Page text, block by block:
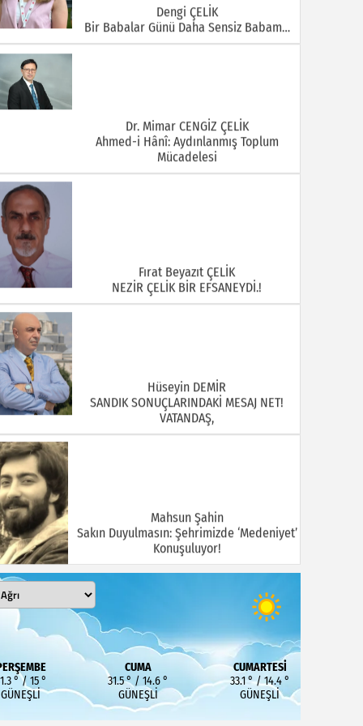
Dengi ÇELİK
Bir Babalar Günü Daha Sensiz Babam…
Dr. Mimar CENGİZ ÇELİK
Ahmed-i Hânî: Aydınlanmış Toplum
Mücadelesi
Fırat Beyazıt ÇELİK
NEZİR ÇELİK BİR EFSANEYDİ.!
Hüseyin DEMİR
SANDIK SONUÇLARINDAKİ MESAJ NET!
VATANDAŞ,
Mahsun Şahin
Sakın Duyulmasın: Şehrimizde ‘Medeniyet’
Konuşuluyor!
MEHMET KOÇ
En Pahalı Fatura Hangisi?
° / 15 °
GÜNEŞLI
CUMA
31.5 ° / 14.6 °
GÜNEŞLI
CUMARTESI
33.1 ° / 14.4 °
GÜNEŞLI